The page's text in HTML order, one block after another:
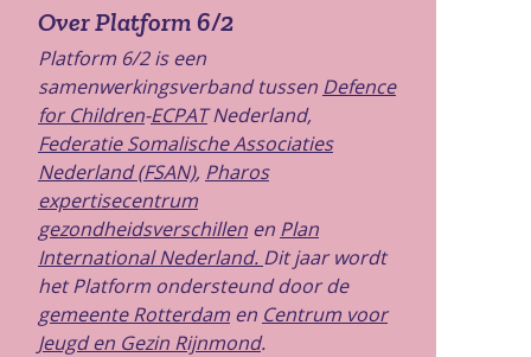
Over Platform 6/2
Platform 6/2 is een
samenwerkingsverband tussen Defence
for Children-ECPATNederland,
Federatie Somalische Associaties
Nederland (FSAN), Pharos
expertisecentrum
gezondheidsverschillen en Plan
International Nederland. Dit jaar wordt
het Platform ondersteund door de
gemeente Rotterdam en Centrum voor
Jeugd en Gezin Rijnmond.